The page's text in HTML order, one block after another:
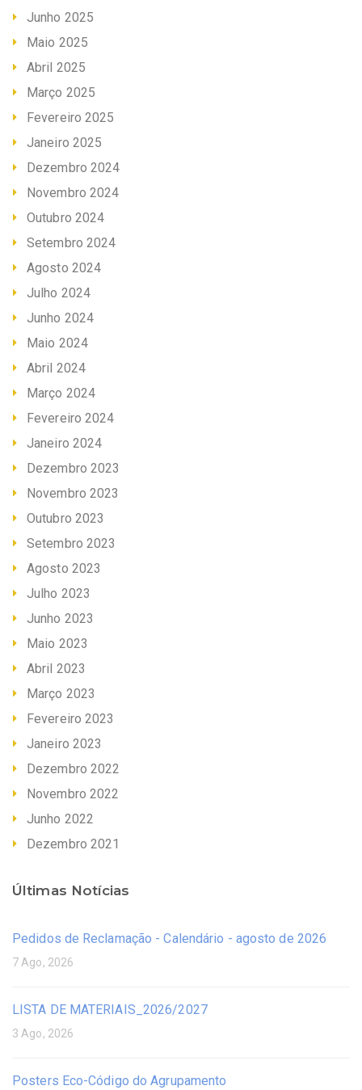
Junho 2025
Maio 2025
Abril 2025
Março 2025
Fevereiro 2025
Janeiro 2025
Dezembro 2024
Novembro 2024
Outubro 2024
Setembro 2024
Agosto 2024
Julho 2024
Junho 2024
Maio 2024
Abril 2024
Março 2024
Fevereiro 2024
Janeiro 2024
Dezembro 2023
Novembro 2023
Outubro 2023
Setembro 2023
Agosto 2023
Julho 2023
Junho 2023
Maio 2023
Abril 2023
Março 2023
Fevereiro 2023
Janeiro 2023
Dezembro 2022
Novembro 2022
Junho 2022
Dezembro 2021
Últimas Notícias
Pedidos de Reclamação - Calendário - agosto de 2026
7 Ago, 2026
LISTA DE MATERIAIS_2026/2027
3 Ago, 2026
Posters Eco-Código do Agrupamento